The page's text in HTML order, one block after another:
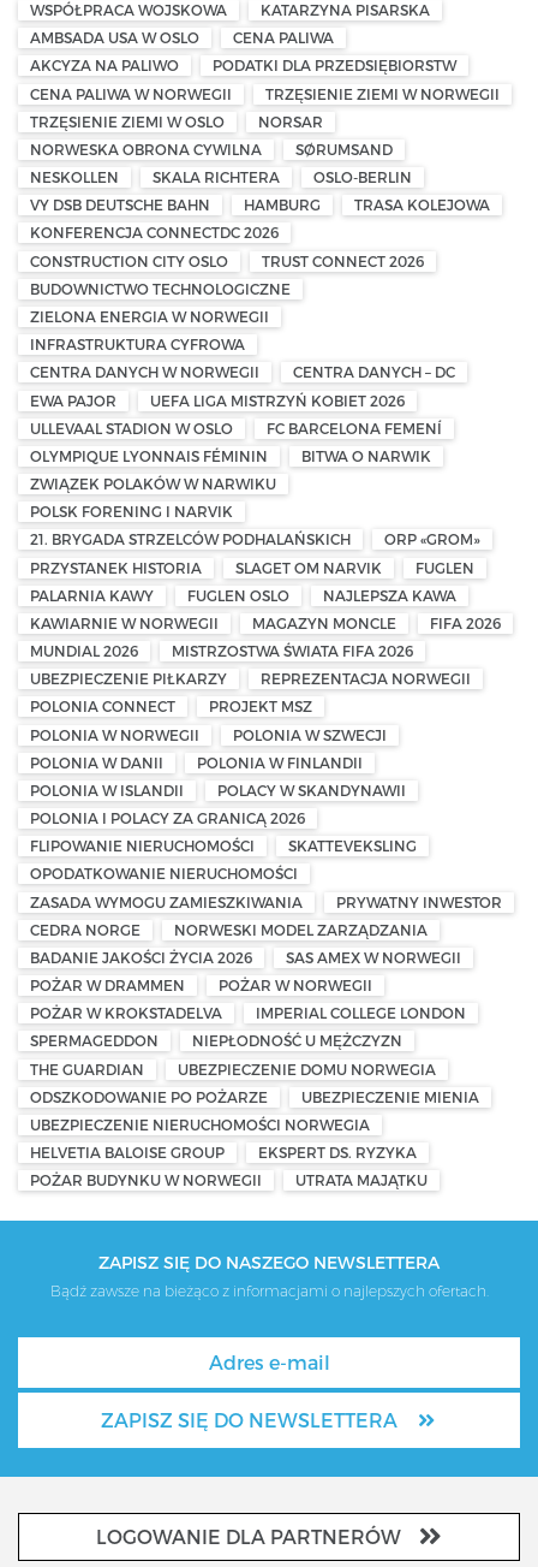
WSPÓŁPRACA WOJSKOWA
KATARZYNA PISARSKA
AMBSADA USA W OSLO
CENA PALIWA
AKCYZA NA PALIWO
PODATKI DLA PRZEDSIĘBIORSTW
CENA PALIWA W NORWEGII
TRZĘSIENIE ZIEMI W NORWEGII
TRZĘSIENIE ZIEMI W OSLO
NORSAR
NORWESKA OBRONA CYWILNA
SØRUMSAND
NESKOLLEN
SKALA RICHTERA
OSLO-BERLIN
VY DSB DEUTSCHE BAHN
HAMBURG
TRASA KOLEJOWA
KONFERENCJA CONNECTDC 2026
CONSTRUCTION CITY OSLO
TRUST CONNECT 2026
BUDOWNICTWO TECHNOLOGICZNE
ZIELONA ENERGIA W NORWEGII
INFRASTRUKTURA CYFROWA
CENTRA DANYCH W NORWEGII
CENTRA DANYCH – DC
EWA PAJOR
UEFA LIGA MISTRZYŃ KOBIET 2026
ULLEVAAL STADION W OSLO
FC BARCELONA FEMENÍ
OLYMPIQUE LYONNAIS FÉMININ
BITWA O NARWIK
ZWIĄZEK POLAKÓW W NARWIKU
POLSK FORENING I NARVIK
21. BRYGADA STRZELCÓW PODHALAŃSKICH
ORP «GROM»
PRZYSTANEK HISTORIA
SLAGET OM NARVIK
FUGLEN
PALARNIA KAWY
FUGLEN OSLO
NAJLEPSZA KAWA
KAWIARNIE W NORWEGII
MAGAZYN MONCLE
FIFA 2026
MUNDIAL 2026
MISTRZOSTWA ŚWIATA FIFA 2026
UBEZPIECZENIE PIŁKARZY
REPREZENTACJA NORWEGII
POLONIA CONNECT
PROJEKT MSZ
POLONIA W NORWEGII
POLONIA W SZWECJI
POLONIA W DANII
POLONIA W FINLANDII
POLONIA W ISLANDII
POLACY W SKANDYNAWII
POLONIA I POLACY ZA GRANICĄ 2026
FLIPOWANIE NIERUCHOMOŚCI
SKATTEVEKSLING
OPODATKOWANIE NIERUCHOMOŚCI
ZASADA WYMOGU ZAMIESZKIWANIA
PRYWATNY INWESTOR
CEDRA NORGE
NORWESKI MODEL ZARZĄDZANIA
BADANIE JAKOŚCI ŻYCIA 2026
SAS AMEX W NORWEGII
POŻAR W DRAMMEN
POŻAR W NORWEGII
POŻAR W KROKSTADELVA
IMPERIAL COLLEGE LONDON
SPERMAGEDDON
NIEPŁODNOŚĆ U MĘŻCZYZN
THE GUARDIAN
UBEZPIECZENIE DOMU NORWEGIA
ODSZKODOWANIE PO POŻARZE
UBEZPIECZENIE MIENIA
UBEZPIECZENIE NIERUCHOMOŚCI NORWEGIA
HELVETIA BALOISE GROUP
EKSPERT DS. RYZYKA
POŻAR BUDYNKU W NORWEGII
UTRATA MAJĄTKU
ZAPISZ SIĘ DO NASZEGO NEWSLETTERA
Bądź zawsze na bieżąco z informacjami o najlepszych ofertach.
ZAPISZ SIĘ DO NEWSLETTERA
LOGOWANIE DLA PARTNERÓW